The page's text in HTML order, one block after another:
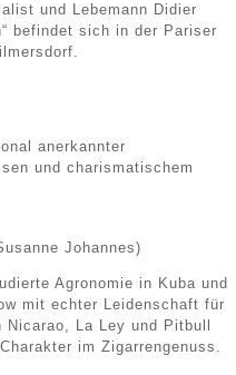
und Lebemann Didier
befindet sich in der Pariser
anerkannter
und charismatischem
Johannes)
Agronomie in Kuba und
mit echter Leidenschaft für
La Ley und Pitbull
im Zigarrengenuss.